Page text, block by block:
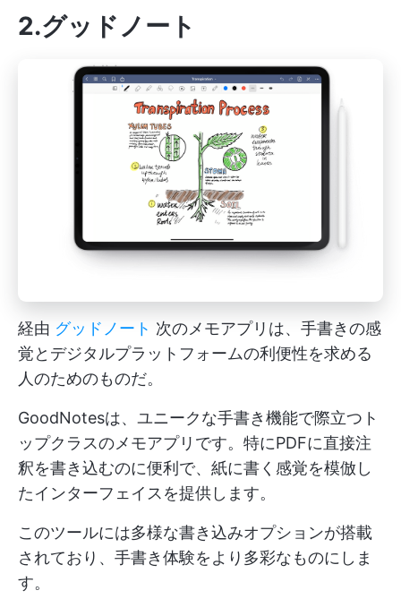
2.グッドノート
経由 グッドノート 次のメモアプリは、手書きの感
覚とデジタルプラットフォームの利便性を求める
人のためのものだ。
GoodNotesは、ユニークな手書き機能で際立つト
ップクラスのメモアプリです。特にPDFに直接注
釈を書き込むのに便利で、紙に書く感覚を模倣し
たインターフェイスを提供します。
このツールには多様な書き込みオプションが搭載
されており、手書き体験をより多彩なものにしま
す。